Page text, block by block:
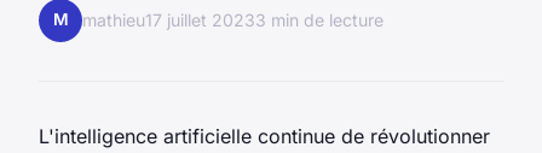
M mathieu17 juillet 20233 min de lecture
L'intelligence artificielle continue de révolutionner